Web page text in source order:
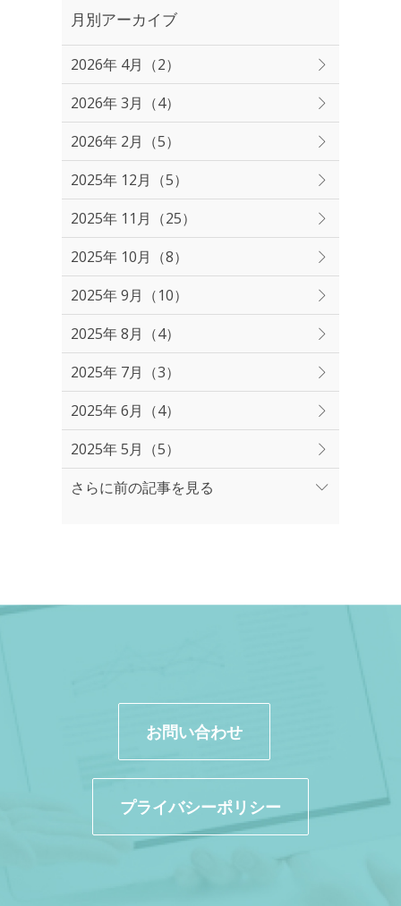
月別アーカイブ
2026年 4月（2）
2026年 3月（4）
2026年 2月（5）
2025年 12月（5）
2025年 11月（25）
2025年 10月（8）
2025年 9月（10）
2025年 8月（4）
2025年 7月（3）
2025年 6月（4）
2025年 5月（5）
さらに前の記事を見る
お問い合わせ
プライバシーポリシー